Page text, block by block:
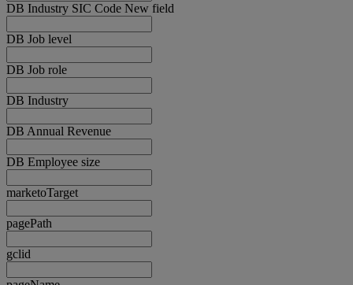
DB Industry SIC Code New field
DB Job level
DB Job role
DB Industry
DB Annual Revenue
DB Employee size
marketoTarget
pagePath
gclid